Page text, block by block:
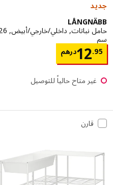
جديد
LÅNGNÄBB
حامل نباتات, داخلي/خارجي/أبيض, 26
درهم12. الاسعار درهم
غير متاح حالياً للتوصيل
قارن